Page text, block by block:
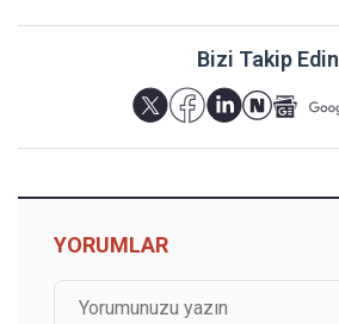
Bizi Takip Edin
YORUMLAR